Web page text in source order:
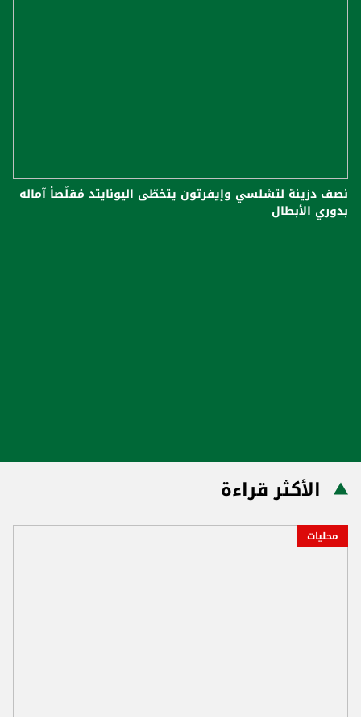
نصف دزينة لتشلسي وإيفرتون يتخطّى اليونايتد مُقلّصاً آماله
بدوري الأبطال
الأكثر قراءة
محليات